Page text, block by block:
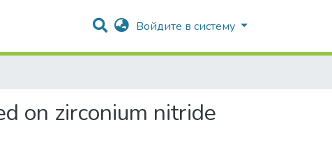
Войдите в систему
on zirconium nitride